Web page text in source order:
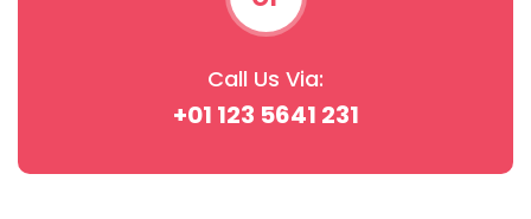
Call Us Via:
+01 123 5641 231